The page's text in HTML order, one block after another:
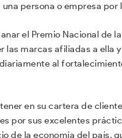
persona o empresa
el Premio Nacional de
las marcas afiliadas a ella
al
en su cartera de
por sus excelentes
de la economía del país,